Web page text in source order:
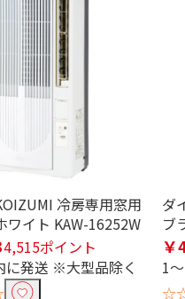
冷房専用窓用
ワイト KAW-16252W
4,515ポイント
に発送 ※大型品除く
ダ
ブ
1